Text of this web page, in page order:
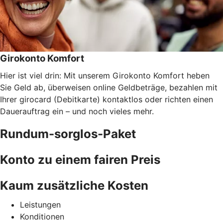
Girokonto Komfort
Hier ist viel drin: Mit unserem Girokonto Komfort heben
Sie Geld ab, überweisen online Geldbeträge, bezahlen mit
Ihrer girocard (Debitkarte) kontaktlos oder richten einen
Dauerauftrag ein – und noch vieles mehr.
Rundum-sorglos-Paket
Konto zu einem fairen Preis
Kaum zusätzliche Kosten
Leistungen
Konditionen